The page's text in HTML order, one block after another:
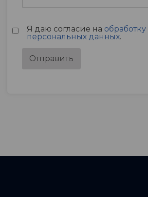
Я даю согласие на
персональных данных.